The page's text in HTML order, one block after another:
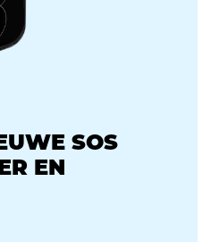
SOS
EN